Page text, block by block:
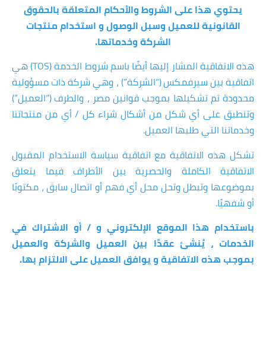
يحتوي هذا على الشروط والأحكام المتعلقة بالحقوق
القانونية للعميل وسبل الوصول و استخدام منتجات
الشركة وخدماتها.
هذه الاتفاقية المشار إليها أيضًا باسم شروط الخدمة (TOS) هي
اتفاقية بين سيرفمكس (“الشركة”) ، وهي شركة ذات مسؤولية
محدودة تم تشكيلها بموجب قوانين مصر ، والطرف (“العميل”)
وتنطبق على أي شكل من أشكال شراء كل / أي من منتجاتنا
وخدماتنا التي طلبها العميل.
تشكل هذه الاتفاقية مع اتفاقية سياسة الاستخدام المقبول
الاتفاقية الكاملة والحصرية بين الأطراف فيما يتعلق
بموضوعها وتبطل وتحل محل أي فهم أو اتصال سابق ، مكتوبًا
أو شفهيًا.
باستخدام هذا الموقع الإلكتروني و / أو الاشتراك في
الخدمات ، يُنشئ عقدًا بين العميل والشركة والعميل
بموجب هذه الاتفاقية و يوافق العميل على الالتزام بها.